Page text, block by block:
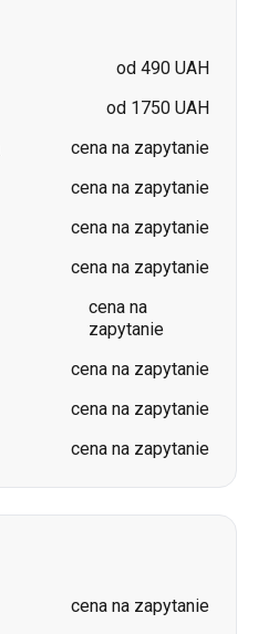
od 490 UAH
od 1750 UAH
cena na zapytanie
cena na zapytanie
cena na zapytanie
cena na zapytanie
cena na
zapytanie
cena na zapytanie
cena na zapytanie
cena na zapytanie
cena na zapytanie